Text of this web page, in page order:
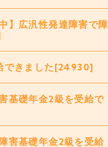
】広汎性発達障害で障
できました[24930]
基礎年金2級を受給で
害基礎年金2級を受給